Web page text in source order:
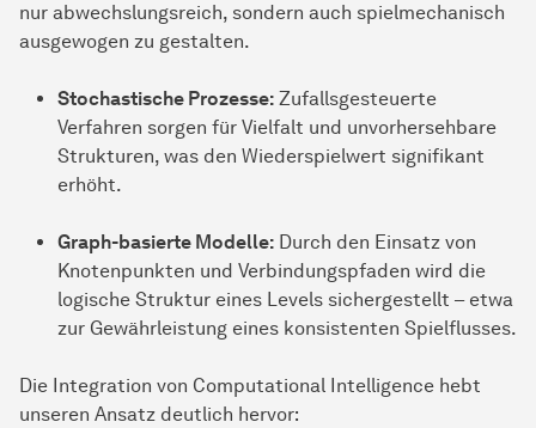
nur abwechslungsreich, sondern auch spielmechanisch
ausgewogen zu gestalten.
Stochastische Prozesse: Zufallsgesteuerte
Verfahren sorgen für Vielfalt und unvorhersehbare
Strukturen, was den Wiederspielwert signifikant
erhöht.
Graph-basierte Modelle: Durch den Einsatz von
Knotenpunkten und Verbindungspfaden wird die
logische Struktur eines Levels sichergestellt – etwa
zur Gewährleistung eines konsistenten Spielflusses.
Die Integration von Computational Intelligence hebt
unseren Ansatz deutlich hervor: